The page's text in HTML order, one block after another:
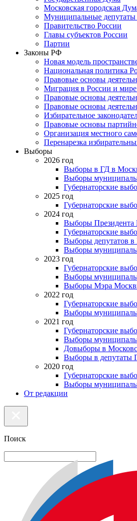
Московская городская
Муниципальные
Правительство России
Главы субъектов России
Партии
Законы РФ
Новая модель
Национальная политика
Правовые основы
Миграция в России и
Правовые основы
Правовые основы
Избирательное
Правовые основы
Организация местного
Перенарезка
Выборы
2026 год
Выборы в ГД в
Выборы
Губернаторские
2025 год
Губернаторские
2024 год
Выборы Президента
Губернаторские
Выборы депутатов
Выборы
2023 год
Губернаторские
Выборы
Выборы Мэра
2022 год
Губернаторские
Выборы
2021 год
Губернаторские
Выборы
Довыборы в
Выборы в депутаты
2020 год
Губернаторские
Выборы
От редакции
Поиск